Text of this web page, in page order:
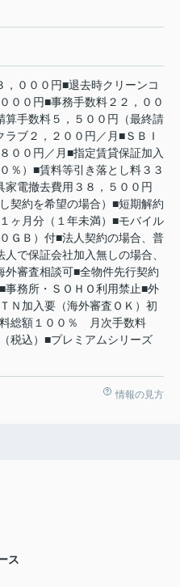
，０００円■退去時クリーンコ
００円■事務手数料２２，００
算手数料５，５００円（最終請
ラブ２，２００円／月■ＳＢＩ
００円／月■指定賃貸保証加入
％）■賃料等引き落とし料３３
家電撤去費用３８，５００円
し契約を希望の場合）■短期解約
ヶ月分（１年未満）■モバイル
ＧＢ）付■法人契約の場合、普
で保証会社加入無しの場合、
外審査相談可■全物件先行契約
事務所・ＳＯＨＯ利用禁止■外
Ｎ加入要（海外審査ＯＫ）初
総額１００％ 月次手数料
税込）■プレミアムシリーズ
情報の見方
ス